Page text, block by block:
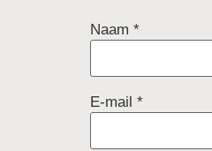
Naam *
E-mail *